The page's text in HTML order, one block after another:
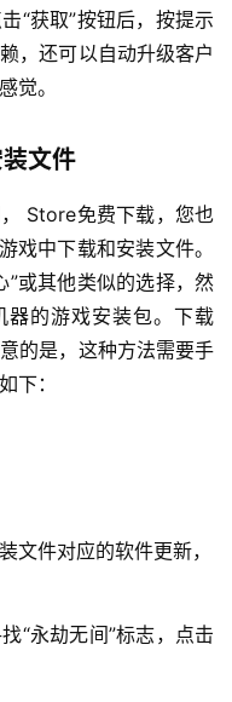
“获取”按钮后，按提示
，还可以自动升级客户
觉。
文件
Store免费下载，您也
戏中下载和安装文件。
”或其他类似的选择，然
器的游戏安装包。下载
的是，这种方法需要手
下：
文件对应的软件更新，
“永劫无间”标志，点击